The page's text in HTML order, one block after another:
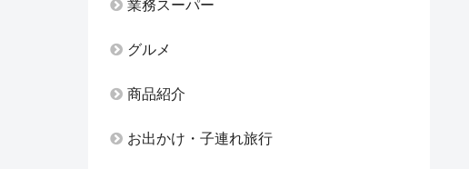
業務スーパー
グルメ
商品紹介
お出かけ・子連れ旅行